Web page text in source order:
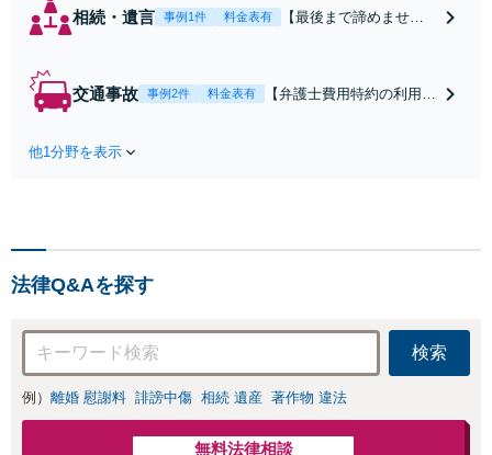
相続・遺言 事例1件 料金表有
【最後まで諦めませ
合意してしまう前にご
交通事故 事例2件 料金表有
【弁護士費用特約の利用＆
は損をしてしまうかもしれ
他1分野を表示
法律Q&Aを探す
検索
例） 離婚 慰謝料 誹謗中傷 相続 遺産 著作物 違法
無料法律相談